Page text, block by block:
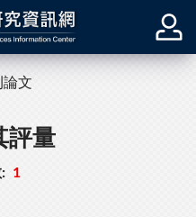
論文
評量
1